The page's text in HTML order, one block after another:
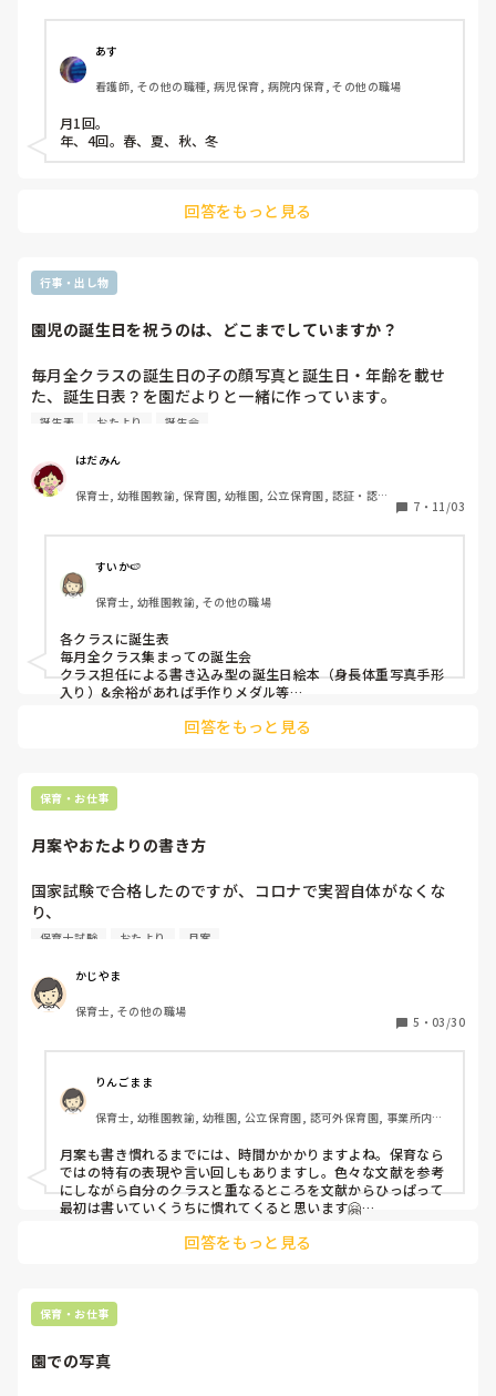
か？？
あす
看護師, その他の職種, 病児保育, 病院内保育, その他の職場
月1回。
年、4回。春、夏、秋、冬
回答をもっと見る
行事・出し物
園児の誕生日を祝うのは、どこまでしていますか？
毎月全クラスの誕生日の子の顔写真と誕生日・年齢を載せ
た、誕生日表？を園だよりと一緒に作っています。
ます。
別に各クラスに誕生表もあり、全員の名前と誕生日が載って
また、個々に写真&担任からのコメント、手形、身長、体重
が乗った誕生カードも渡します。
そして誕生日会をした写真も個別で撮り、保護者が見たり、
購入できるようにもしています。
園だよりと一緒に渡す誕生日表？はいらないのでは？？？と
思っています。
誕生表 おたより 誕生会
はだみん
保育士, 幼稚園教諭, 保育園, 幼稚園, 公立保育園, 認証・認定
7 ・ 11/03
すいか🍉
保育士, 幼稚園教諭, その他の職場
各クラスに誕生表
毎月全クラス集まっての誕生会
クラス担任による書き込み型の誕生日絵本（身長体重写真手形
入り）&余裕があれば手作りメダル等
連絡帳に誕生日の日にお祝いのメッセージを軽く書く。
回答をもっと見る
保育・お仕事
月案やおたよりの書き方
国家試験で合格したのですが、コロナで実習自体がなくな
り、
書き物をする機会もなく、添削される機会もなく、
た。
おたよりと月案だけ書き物があると言われたのですが、1年
補助をやっていたので、書いたことがありません。
これまで隙を見て、他の先生が書いたおたよりを読んでいた
のですが、
月案は業務に忙殺され、参考にできるほどじっくり読めてい
実際自分が書くとなるとどう書けばいいのか…
本屋で実際見たりしたのですが、思ったよりも多く迷ってし
あまりに基本的な事なので、恥ずかしい限りなのですが、
保育士試験 おたより 月案
かじやま
保育士, その他の職場
5 ・ 03/30
りんごまま
保育士, 幼稚園教諭, 幼稚園, 公立保育園, 認可外保育園, 事業所内保
月案も書き慣れるまでには、時間かかかりますよね。保育なら
ではの特有の表現や言い回しもありますし。色々な文献を参考
にしながら自分のクラスと重なるところを文献からひっぱって
最初は書いていくうちに慣れてくると思います🤗
私は昔、保育とカリキュラムの雑誌を参考にしていました～！
回答をもっと見る
保育・お仕事
園での写真